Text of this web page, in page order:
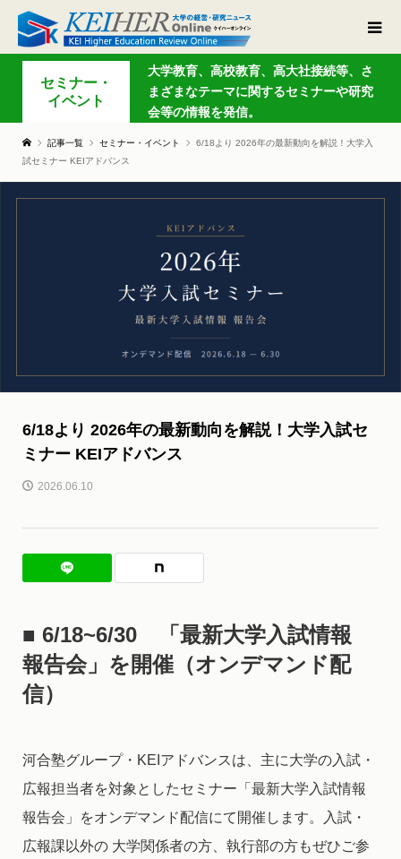
セミナー・
イベント
大学教育、高校教育、高大社接続等、さ
まざまなテーマに関するセミナーや研究
会等の情報を発信。
記事一覧 セミナー・イベント
6/18より 2026年の最新動向を解説！大学入
試セミナー KEIアドバンス
6/18より 2026年の最新動向を解説！大学入試セ
ミナー KEIアドバンス
2026.06.10
■ 6/18~6/30 「最新大学入試情報
報告会」を開催（オンデマンド配
信）
河合塾グループ・KEIアドバンスは、主に大学の入試・
広報担当者を対象としたセミナー「最新大学入試情報
報告会」をオンデマンド配信にて開催します。入試・
広報課以外の 大学関係者の方、執行部の方もぜひご参